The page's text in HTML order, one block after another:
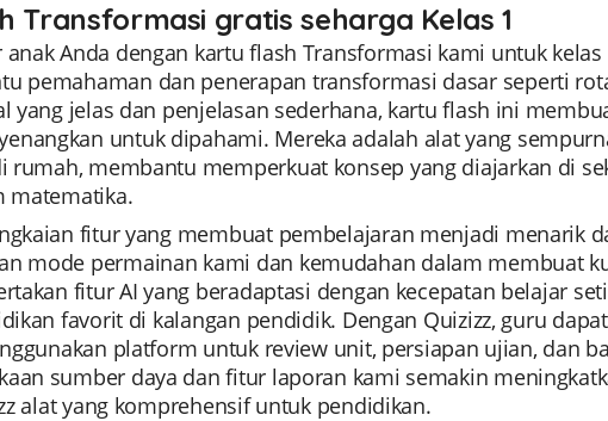
Transformasi gratis seharga Kelas 1
Anda dengan kartu flash Transformasi kami untuk
pemahaman dan penerapan transformasi dasar seperti
yang jelas dan penjelasan sederhana, kartu flash ini
untuk dipahami. Mereka adalah alat yang
rumah, membantu memperkuat konsep yang diajarkan di
matematika.
fitur yang membuat pembelajaran menjadi menarik
mode permainan kami dan kemudahan dalam membuat
fitur AI yang beradaptasi dengan kecepatan belajar
favorit di kalangan pendidik. Dengan Quizizz, guru
platform untuk review unit, persiapan ujian, dan
sumber daya dan fitur laporan kami semakin
alat yang komprehensif untuk pendidikan.